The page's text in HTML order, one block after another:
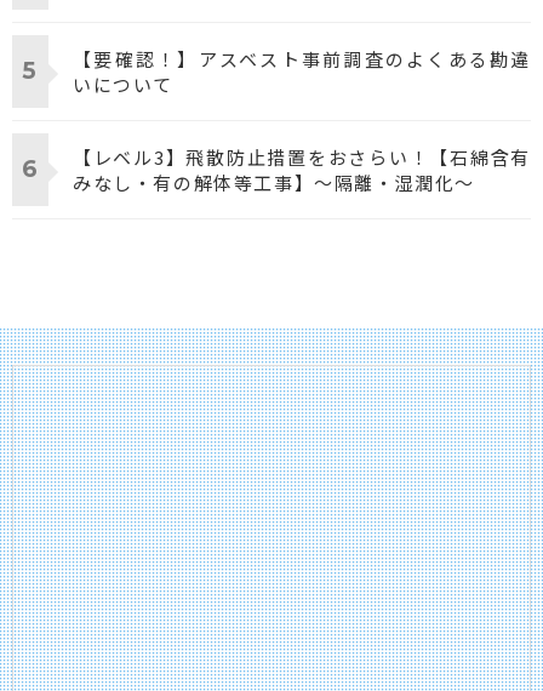
【要確認！】アスベスト事前調査のよくある勘違
いについて
【レベル3】飛散防止措置をおさらい！【石綿含有
みなし・有の解体等工事】～隔離・湿潤化～